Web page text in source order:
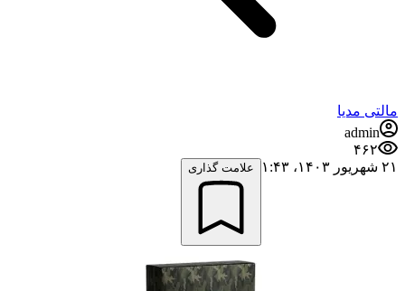
مالتی مدیا
admin
۴۶۲
۲۱ شهریور ۱۴۰۳،‏ ۱:۴۳
علامت گذاری